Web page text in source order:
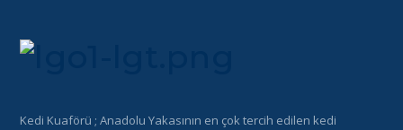
Kedi Kuaförü ; Anadolu Yakasının en çok tercih edilen kedi